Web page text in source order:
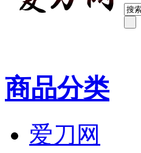
商品分类
爱刀网